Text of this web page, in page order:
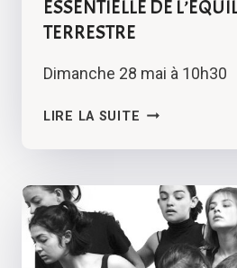
ESSENTIELLE DE
TERRESTRE
Dimanche 28 mai à 10h30
LIRE LA SUITE MONTEE
EAUX
L’EAU,
ACTRICE
ESSENTIELLE
DE